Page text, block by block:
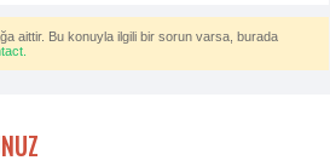
aittir. Bu konuyla ilgili bir sorun varsa, burada